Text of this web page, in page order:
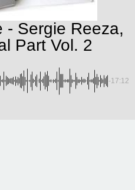
- Sergie Reeza,
Part Vol. 2
-17:12